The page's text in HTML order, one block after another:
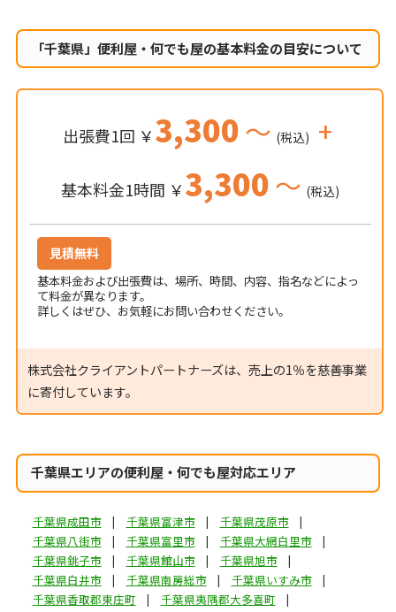
「千葉県」便利屋・何でも屋の基本料金の目安について
出張費1回 ￥3,300～ (税込) +
基本料金1時間 ￥3,300～ (税込)
見積無料
基本料金および出張費は、場所、時間、内容、指名などによっ
て料金が異なります。
詳しくはぜひ、お気軽にお問い合わせください。
株式会社クライアントパートナーズは、売上の1％を慈善事業
に寄付しています。
千葉県エリアの便利屋・何でも屋対応エリア
千葉県成田市 千葉県富津市
千葉県茂原市
千葉県八街市
千葉県富里市
千葉県大網白里市
千葉県銚子市
千葉県館山市
千葉県旭市
千葉県白井市
千葉県南房総市
千葉県いすみ市
千葉県香取郡東庄町
千葉県夷隅郡大多喜町